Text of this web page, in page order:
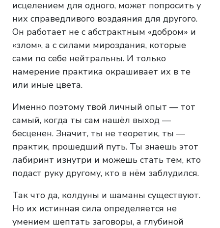
исцелением для одного, может попросить у
них справедливого воздаяния для другого.
Он работает не с абстрактным «добром» и
«злом», а с силами мироздания, которые
сами по себе нейтральны. И только
намерение практика окрашивает их в те
или иные цвета.
Именно поэтому твой личный опыт — тот
самый, когда ты сам нашёл выход —
бесценен. Значит, ты не теоретик, ты —
практик, прошедший путь. Ты знаешь этот
лабиринт изнутри и можешь стать тем, кто
подаст руку другому, кто в нём заблудился.
Так что да, колдуны и шаманы существуют.
Но их истинная сила определяется не
умением шептать заговоры, а глубиной